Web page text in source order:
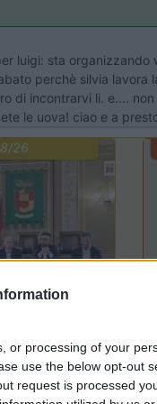
or processing of your
use the below opt-out
request is processed
luigi: sta organizzando
perchè silvia lavora
di incontrarvi li. e....
le uova! ciao e a
26